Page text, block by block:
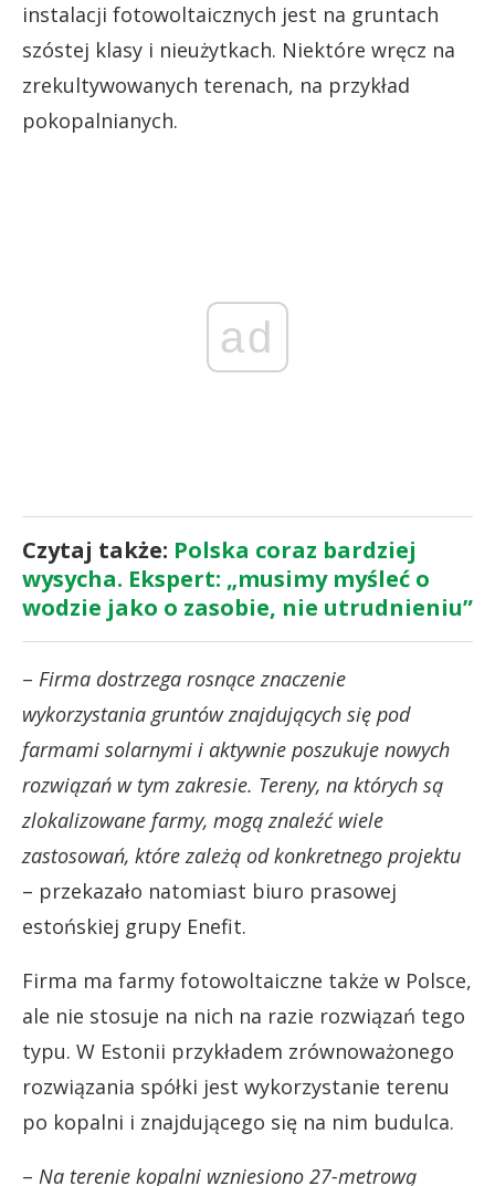
instalacji fotowoltaicznych jest na gruntach
szóstej klasy i nieużytkach. Niektóre wręcz na
zrekultywowanych terenach, na przykład
pokopalnianych.
ad
Czytaj także: Polska coraz bardziej
wysycha. Ekspert: „musimy myśleć o
wodzie jako o zasobie, nie utrudnieniu”
– Firma dostrzega rosnące znaczenie
wykorzystania gruntów znajdujących się pod
farmami solarnymi i aktywnie poszukuje nowych
rozwiązań w tym zakresie. Tereny, na których są
zlokalizowane farmy, mogą znaleźć wiele
zastosowań, które zależą od konkretnego projektu
– przekazało natomiast biuro prasowej
estońskiej grupy Enefit.
Firma ma farmy fotowoltaiczne także w Polsce,
ale nie stosuje na nich na razie rozwiązań tego
typu. W Estonii przykładem zrównoważonego
rozwiązania spółki jest wykorzystanie terenu
po kopalni i znajdującego się na nim budulca.
– Na terenie kopalni wzniesiono 27-metrową